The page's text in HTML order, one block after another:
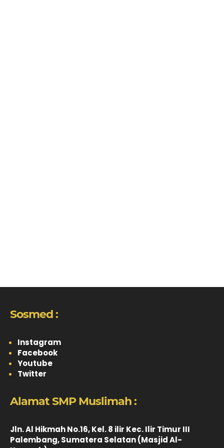
Sosmed :
Instagram
Facebook
Youtube
Twitter
Alamat SMP Muslimah :
Jln. Al Hikmah No.16, Kel. 8 ilir Kec. Ilir Timur III
Palembang, Sumatera Selatan (Masjid Al-